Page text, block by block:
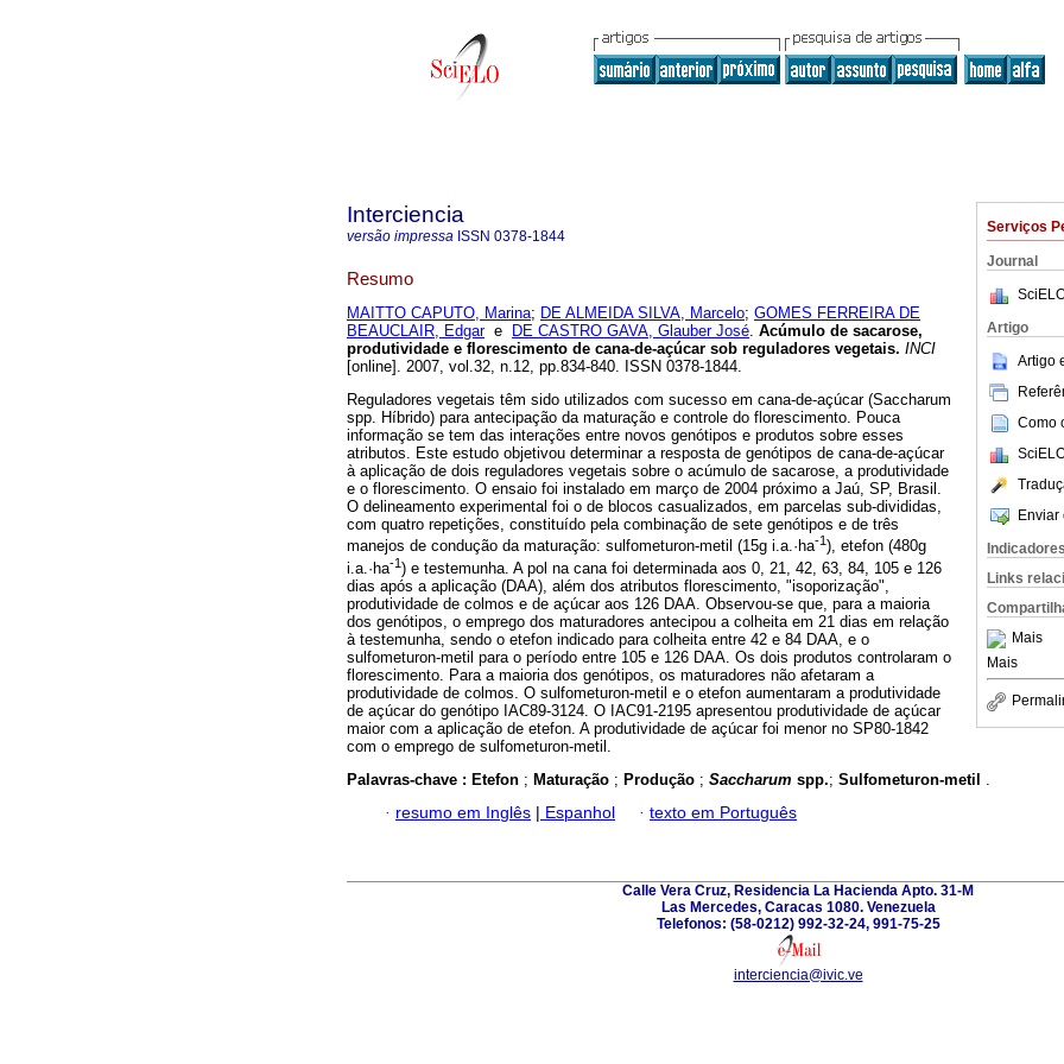
Serviços
Journal
Artigo
Artigo
Como
Enviar
Indicadores
Links
Mais
Mais
Interciencia
versão impressa ISSN 0378-1844
Resumo
MAITTO CAPUTO, Marina; DE ALMEIDA SILVA, Marcelo; GOMES FERREIRA DE
BEAUCLAIR, Edgare DE CASTRO GAVA, Glauber José. Acúmulo de sacarose,
produtividade e florescimento de cana-de-açúcar sob reguladores vegetais. INCI
[online]. 2007, vol.32, n.12, pp.834-840. ISSN 0378-1844.
Reguladores vegetais têm sido utilizados com sucesso em cana-de-açúcar (Saccharum
spp. Híbrido) para antecipação da maturação e controle do florescimento. Pouca
informação se tem das interações entre novos genótipos e produtos sobre esses
atributos. Este estudo objetivou determinar a resposta de genótipos de cana-de-açúcar
à aplicação de dois reguladores vegetais sobre o acúmulo de sacarose, a produtividade
e o florescimento. O ensaio foi instalado em março de 2004 próximo a Jaú, SP, Brasil.
O delineamento experimental foi o de blocos casualizados, em parcelas sub-divididas,
com quatro repetições, constituído pela combinação de sete genótipos e de três
manejos de condução da maturação: sulfometuron-metil (15g i.a.·ha-1 ), etefon (480g
i.a.·ha-1) e testemunha. A pol na cana foi determinada aos 0, 21, 42, 63, 84, 105 e 126
dias após a aplicação (DAA), além dos atributos florescimento, "isoporização",
produtividade de colmos e de açúcar aos 126 DAA. Observou-se que, para a maioria
dos genótipos, o emprego dos maturadores antecipou a colheita em 21 dias em relação
à testemunha, sendo o etefon indicado para colheita entre 42 e 84 DAA, e o
sulfometuron-metil para o período entre 105 e 126 DAA. Os dois produtos controlaram o
florescimento. Para a maioria dos genótipos, os maturadores não afetaram a
produtividade de colmos. O sulfometuron-metil e o etefon aumentaram a produtividade
de açúcar do genótipo IAC89-3124. O IAC91-2195 apresentou produtividade de açúcar
maior com a aplicação de etefon. A produtividade de açúcar foi menor no SP80-1842
com o emprego de sulfometuron-metil.
Palavras-chave : Etefon ; Maturação ; Produção ; Saccharum spp.; Sulfometuron-metil .
· resumo em Inglês Espanhol · texto em Português
Calle Vera Cruz, Residencia La Hacienda Apto. 31-M
Las Mercedes, Caracas 1080. Venezuela
Telefonos: (58-0212) 992-32-24, 991-75-25
interciencia@ivic.ve